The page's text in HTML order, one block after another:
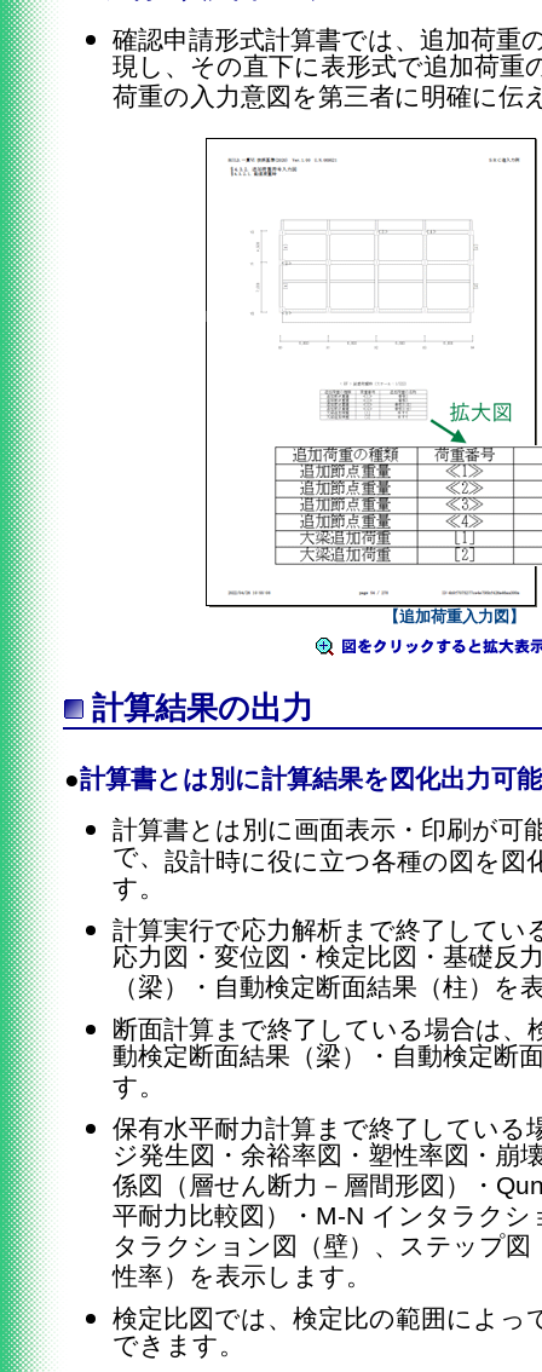
確認申請形式計算書では 、追加荷重
現し、その直下に表形式で追加荷重
荷重の入力意図を第三者に明確に伝
【追加荷重入力図】
計算結果の出力
●計算書とは別に計算結果を図化出力可能
計算書とは別に画面表示・印刷が可
で、 設計時に役に立つ各種の図を図
す。
計算実行で応力解析まで終了してい
応力図・変位図・検定比図・基礎反
（梁）・自動検定断面結果（柱）を
断面計算まで終了している場合は、
動検定断面結果（梁）・自動検定断
す。
保有水平耐力計算まで終了している
ジ発生図・余裕率図・塑性率図・崩
係図（層せん断力－層間形図）・
平耐力比較図）・M-N インタラク
タラクション図（壁）、ステップ
性率）を表示します。
検定比図では、検定比の範囲によっ
できます。